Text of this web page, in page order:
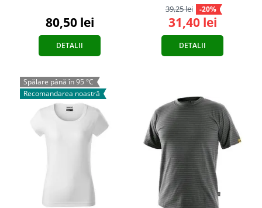
80,50 lei
DETALII
39,25 lei
-20%
31,40 lei
DETALII
Spălare până în 95 °C
Recomandarea noastră